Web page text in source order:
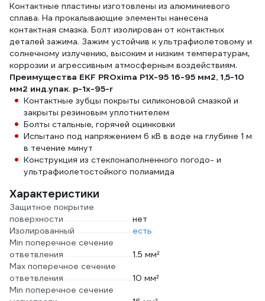
Контактные пластины изготовлены из алюминиевого
сплава. На прокалывающие элементы нанесена
контактная смазка. Болт изолирован от контактных
деталей зажима. Зажим устойчив к ультрафиолетовому и
солнечному излучению, высоким и низким температурам,
коррозии и агрессивным атмосферным воздействиям.
Преимущества EKF PROxima P1X-95 16-95 мм2, 1,5-10
мм2 инд.упак. p-1x-95-r
Контактные зубцы покрыты силиконовой смазкой и
закрыты резиновым уплотнителем
Болты стальные, горячей оцинковки
Испытано под напряжением 6 кВ в воде на глубине 1 м
в течение минут
Конструкция из стеклонаполненного погодо- и
ультрафиолетостойкого полиамида
Характеристики
Защитное покрытие
поверхности
нет
Изолированный
есть
Min поперечное сечение
ответвления
1.5 мм²
Мах поперечное сечение
ответвления
10 мм²
Min поперечное сечение